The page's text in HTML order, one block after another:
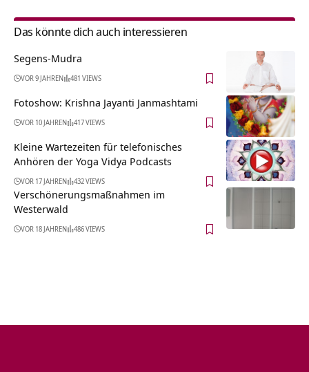
Das könnte dich auch interessieren
Segens-Mudra
VOR 9 JAHREN 481 VIEWS
Fotoshow: Krishna Jayanti Janmashtami
VOR 10 JAHREN 417 VIEWS
Kleine Wartezeiten für telefonisches
Anhören der Yoga Vidya Podcasts
VOR 17 JAHREN 432 VIEWS
Verschönerungsmaßnahmen im
Westerwald
VOR 18 JAHREN 486 VIEWS